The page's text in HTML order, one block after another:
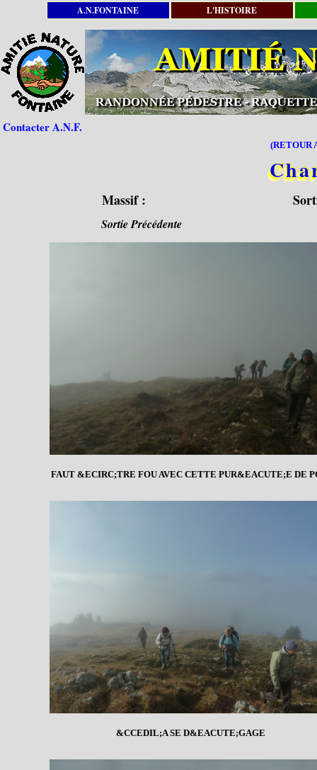
A.N.FONTAINE L'HISTOIRE
Contacter A.N.F.
(RETOUR
Massif :
Sortie Précédente
FAUT &ECIRC;TRE FOU AVEC CETTE PUR&EACUTE;E DE
&CCEDIL;A SE D&EACUTE;GAGE